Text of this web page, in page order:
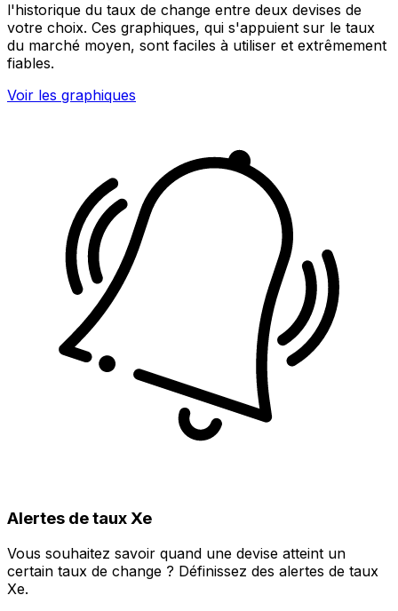
l'historique du taux de change entre deux devises de
votre choix. Ces graphiques, qui s'appuient sur le taux
du marché moyen, sont faciles à utiliser et extrêmement
fiables.
Voir les graphiques
Alertes de taux Xe
Vous souhaitez savoir quand une devise atteint un
certain taux de change ? Définissez des alertes de taux
Xe.